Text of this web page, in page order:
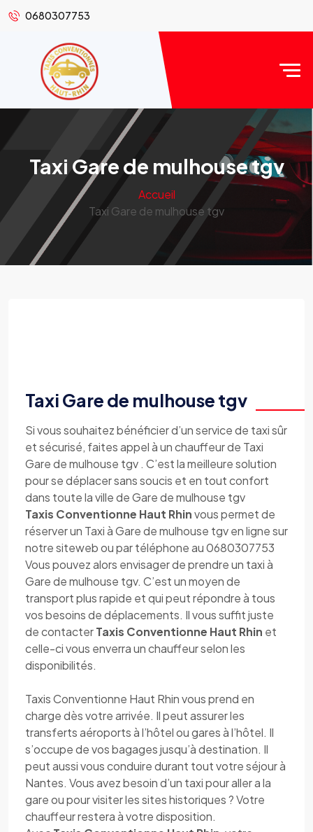
0680307753
Taxi Gare de mulhouse tgv
Accueil
Taxi Gare de mulhouse tgv
Taxi Gare de mulhouse tgv
Si vous souhaitez bénéficier d’un service de taxi sûr
et sécurisé, faites appel à un chauffeur de Taxi
Gare de mulhouse tgv . C’est la meilleure solution
pour se déplacer sans soucis et en tout confort
dans toute la ville de Gare de mulhouse tgv
Taxis Conventionne Haut Rhinvous permet de
réserver un Taxi à Gare de mulhouse tgv en ligne sur
notre siteweb ou par téléphone au 0680307753
Vous pouvez alors envisager de prendre un taxi à
Gare de mulhouse tgv. C’est un moyen de
transport plus rapide et qui peut répondre à tous
vos besoins de déplacements. Il vous suffit juste
de contacterTaxis Conventionne Haut Rhin et
celle-ci vous enverra un chauffeur selon les
disponibilités.
Taxis Conventionne Haut Rhin vous prend en
charge dès votre arrivée. Il peut assurer les
transferts aéroports à l’hôtel ou gares à l’hôtel. Il
s’occupe de vos bagages jusqu’à destination. Il
peut aussi vous conduire durant tout votre séjour à
Nantes. Vous avez besoin d’un taxi pour aller a la
gare ou pour visiter les sites historiques ? Votre
chauffeur restera à votre disposition.